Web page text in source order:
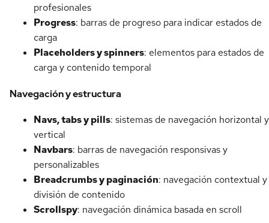
profesionales
Progress: barras de progreso para indicar estados de
carga
Placeholders y spinners: elementos para estados de
carga y contenido temporal
Navegación y estructura
Navs, tabs y pills: sistemas de navegación horizontal y
vertical
Navbars: barras de navegación responsivas y
personalizables
Breadcrumbs y paginación: navegación contextual y
división de contenido
Scrollspy: navegación dinámica basada en scroll